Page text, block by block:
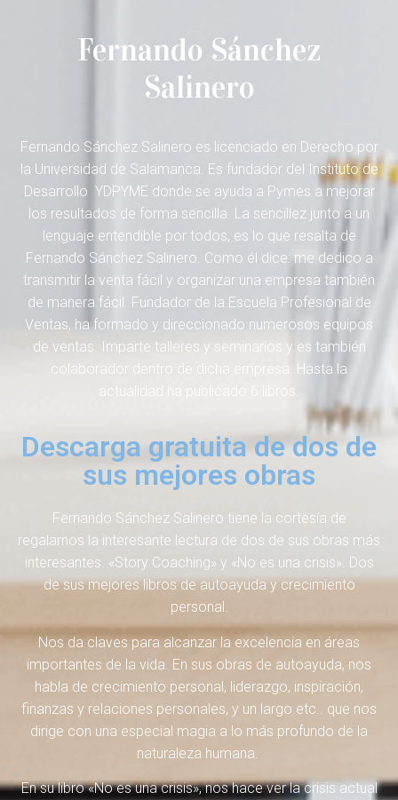
Fernando Sánchez
Salinero
Fernando Sánchez Salinero es licenciado en Derecho por
la Universidad de Salamanca. Es fundador del Instituto de
Desarrollo YDPYME donde se ayuda a Pymes a mejorar
los resultados de forma sencilla. La sencillez junto a un
lenguaje entendible por todos, es lo que resalta de
Fernando Sánchez Salinero. Como él dice: me dedico a
transmitir la venta fácil y organizar una empresa también
de manera fácil. Fundador de la Escuela Profesional de
Ventas, ha formado y direccionado numerosos equipos
de ventas. Imparte talleres y seminarios y es también
colaborador dentro de dicha empresa. Hasta la
actualidad ha publicado 6 libros.
Descarga gratuita de dos de
sus mejores obras
Fernando Sánchez Salinero tiene la cortesía de
regalarnos la interesante lectura de dos de sus obras más
interesantes. «Story Coaching» y «No es una crisis». Dos
de sus mejores libros de autoayuda y crecimiento
personal.
Nos da claves para alcanzar la excelencia en áreas
importantes de la vida. En sus obras de autoayuda, nos
habla de crecimiento personal, liderazgo, inspiración,
finanzas y relaciones personales, y un largo etc.. que nos
dirige con una especial magia a lo más profundo de la
naturaleza humana.
En su libro «No es una crisis», nos hace ver la crisis actual